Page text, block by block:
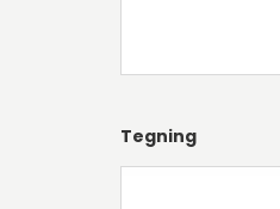
Tegning